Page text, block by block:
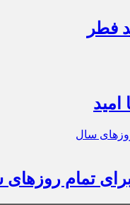
فطر
تمام